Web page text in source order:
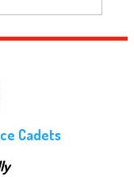
Cadets